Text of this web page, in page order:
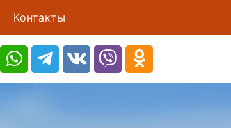
Контакты